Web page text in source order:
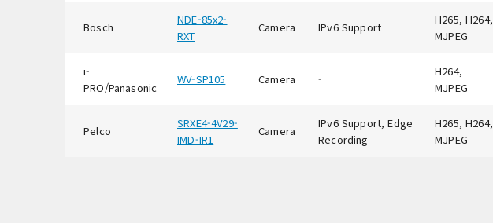
Bosch
NDE-85x2-
RXT
Camera IPv6 Support
H265, H264,
MJPEG
i-
PRO/Panasonic
WV-SP105 Camera -
H264,
MJPEG
Pelco
SRXE4-4V29-
IMD-IR1
Camera
IPv6 Support, Edge
Recording
H265, H264,
MJPEG